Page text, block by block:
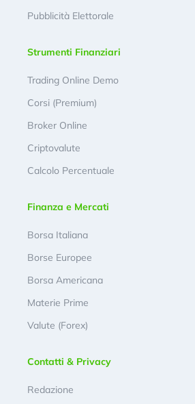
Pubblicità Elettorale
Strumenti Finanziari
Trading Online Demo
Corsi (Premium)
Broker Online
Criptovalute
Calcolo Percentuale
Finanza e Mercati
Borsa Italiana
Borse Europee
Borsa Americana
Materie Prime
Valute (Forex)
Contatti & Privacy
Redazione